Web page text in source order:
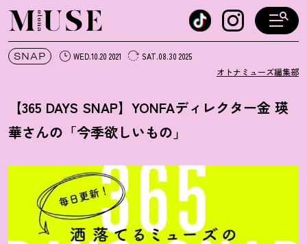
オトナミューズ ウェブ
SNAP WED.10.20 2021 SAT.08.30 2025
オトナミューズ編集部
【365 DAYS SNAP】YONFAディレクター金 瑛
華さんの「今季欲しいもの」